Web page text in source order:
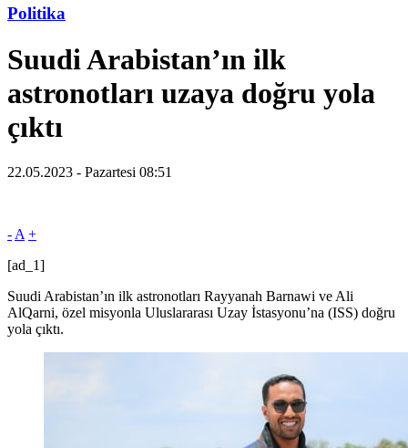
Politika
Suudi Arabistan’ın ilk
astronotları uzaya doğru yola
çıktı
22.05.2023 - Pazartesi 08:51
- A +
[ad_1]
Suudi Arabistan’ın ilk astronotları Rayyanah Barnawi ve Ali
AlQarni, özel misyonla Uluslararası Uzay İstasyonu’na (ISS) doğru
yola çıktı.